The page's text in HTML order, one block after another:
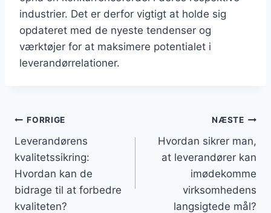
industrier. Det er derfor vigtigt at holde sig
opdateret med de nyeste tendenser og
værktøjer for at maksimere potentialet i
leverandørrelationer.
Indlægsnavigation
FORRIGE
Leverandørens
kvalitetssikring:
Hvordan kan de
bidrage til at forbedre
kvaliteten?
NÆSTE
Hvordan sikrer man,
at leverandører kan
imødekomme
virksomhedens
langsigtede mål?